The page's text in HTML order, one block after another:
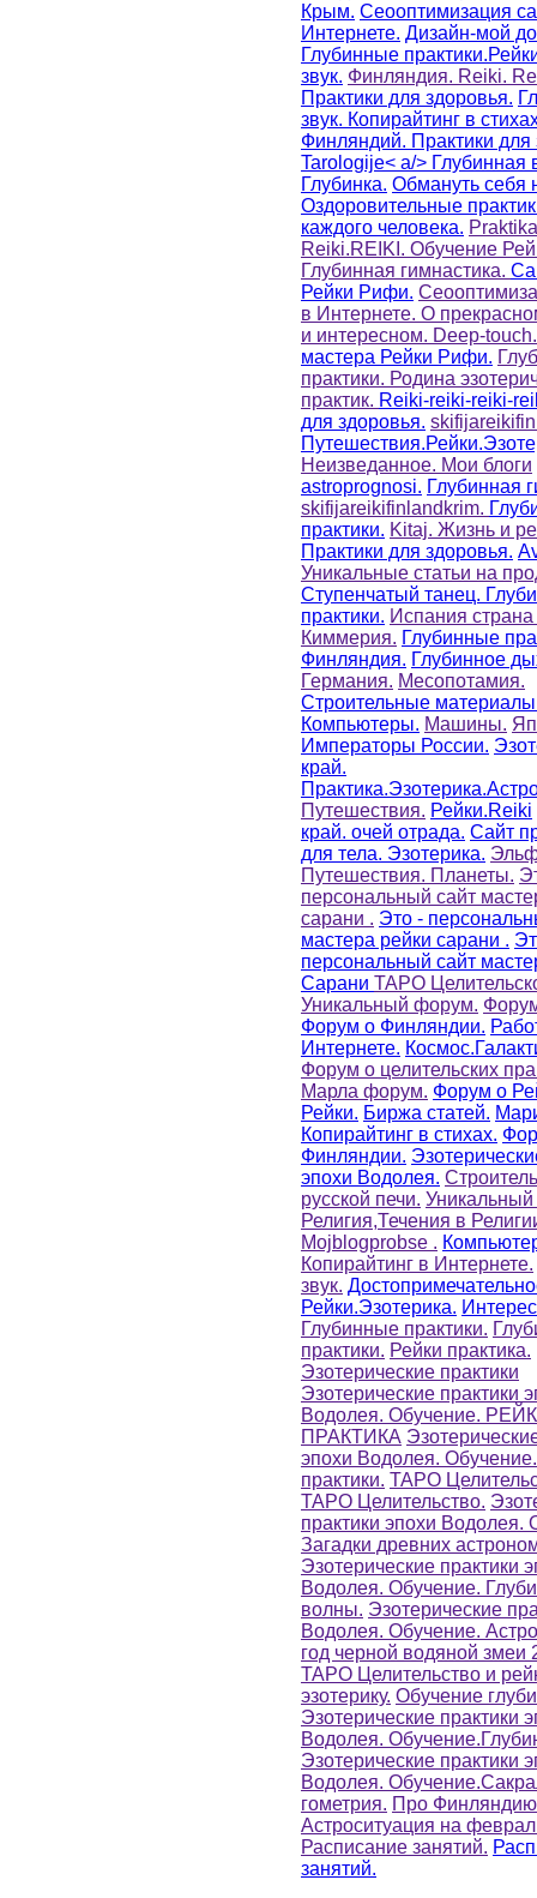
Крым. Сеооптимизация
Интернете. Дизайн-мой
Глубинные
звук. Финляндия. Reiki.
Практики для здоровья.
звук. Копирайтинг в
Финляндий. Практики для
Tarologije< a/> Глубинная
Глубинка. Обмануть себя
Оздоровительные
каждого человека.
Reiki.REIKI. Обучение
Глубинная гимнастика.
Рейки Рифи.
в Интернете. О
и интересном. Deep-
мастера Рейки Рифи.
практики. Родина
практик. Reiki-reiki-reiki-
для здоровья.
Неизведанное. Мои блоги
astroprognosi. Глубинная
skifijareikifinlandkrim.
практики. Kitaj. Жизнь и
Практики для здоровья.
Уникальные статьи на
Ступенчатый танец.
практики. Испания
Киммерия. Глубинные
Финляндия. Глубинное
Германия. Месопотамия.
Cтроительные
Компьютеры. Машины.
Императоры России.
край.
Путешествия. Рейки.Reiki
край. очей отрада. Сайт
для тела. Эзотерика.
Путешествия. Планеты.
персональный сайт
сарани . Это -
мастера рейки сарани .
персональный сайт
Сарани ТАРО
Уникальный форум.
Форум о Финляндии.
Интернете.
Форум о целительских
Марла форум. Форум о
Рейки. Биржа статей.
Копирайтинг в стихах.
Финляндии.
эпохи Водолея.
русской печи.
Религия,Течения в
Mojblogprobse .
Копирайтинг в Интернете.
звук.
Рейки.Эзотерика.
Глубинные практики.
практики. Рейки практика.
Эзотерические практики
Эзотерические практики
Водолея. Обучение.
ПРАКТИКА
эпохи Водолея.
практики. ТАРО
ТАРО Целительство.
практики эпохи Водолея.
Загадки древних
Эзотерические практики
Водолея. Обучение.
волны. Эзотерические
Водолея. Обучение.
год черной водяной змеи
ТАРО Целительство и
эзотерику. Обучение
Эзотерические практики
Водолея.
Эзотерические практики
Водолея.
гометрия. Про
Астроситуация на
Расписание занятий.
занятий.